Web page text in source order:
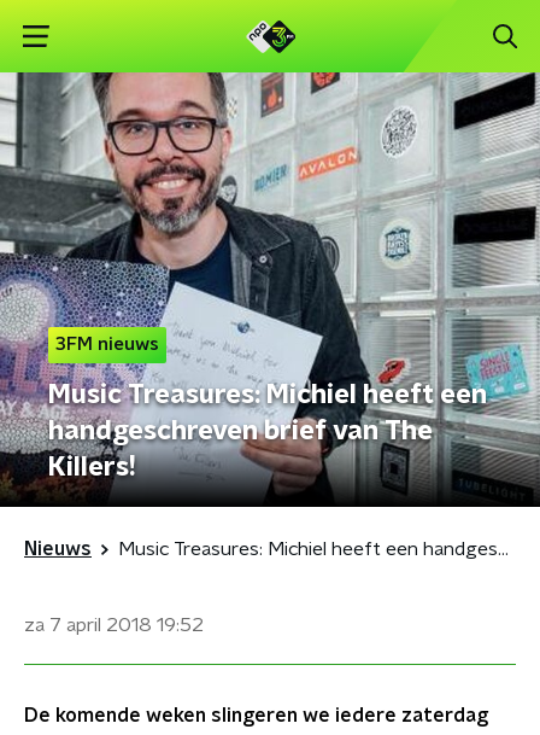
3FM nieuws
Music Treasures: Michiel heeft een
handgeschreven brief van The
Killers!
Nieuws Music Treasures: Michiel heeft een handgeschreven brief van The Killers!
za 7 april 2018 19:52
De komende weken slingeren we iedere zaterdag